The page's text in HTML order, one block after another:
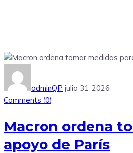
adminQP julio 31, 2026
Comments (0)
Macron ordena
apoyo de París